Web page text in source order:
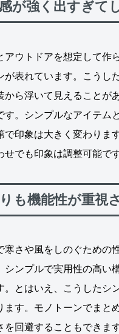
が強く出すぎて
アウトドアを想定して
が表れています。こうし
から浮いて見えることが
す。シンプルなアイテム
で印象は大きく変わりま
でも印象は調整可能です
も機能性が重視
寒さや風をしのぐため
シンプルで実用性の高
。とはいえ、こうしたシ
ます。モノトーンでまと
回避することもできます